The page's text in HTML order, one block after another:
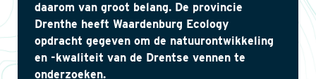
daarom van groot belang. De provincie
Drenthe heeft Waardenburg Ecology
opdracht gegeven om de natuurontwikkeling
en -kwaliteit van de Drentse vennen te
onderzoeken.